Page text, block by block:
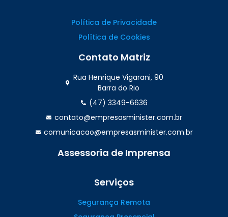
Política de Privacidade
Política de Cookies
Contato Matriz
Rua Henrique Vigarani, 90
Barra do Rio
(47) 3349-6636
contato@empresasminister.com.br
comunicacao@empresasminister.com.br
(47) 99988.4642
Assessoria de Imprensa
Serviços
Segurança Remota